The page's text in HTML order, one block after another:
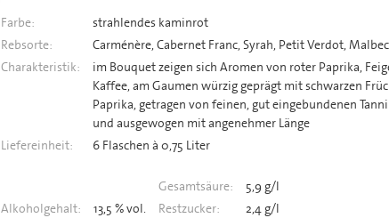
Farbe:
strahlendes kaminrot
Rebsorte:
Carménère, Cabernet Franc, Syrah, Petit Verdot,
Charakteristik:
im Bouquet zeigen sich Aromen von roter Paprika,
Kaffee, am Gaumen würzig geprägt mit schwarzen
Paprika, getragen von feinen, gut eingebundenen
und ausgewogen mit angenehmer Länge
Liefereinheit:
6 Flaschen à 0,75 Liter
Gesamtsäure:
5,9 g/l
Alkoholgehalt:
13,5 % vol. Restzucker: 2,4 g/l